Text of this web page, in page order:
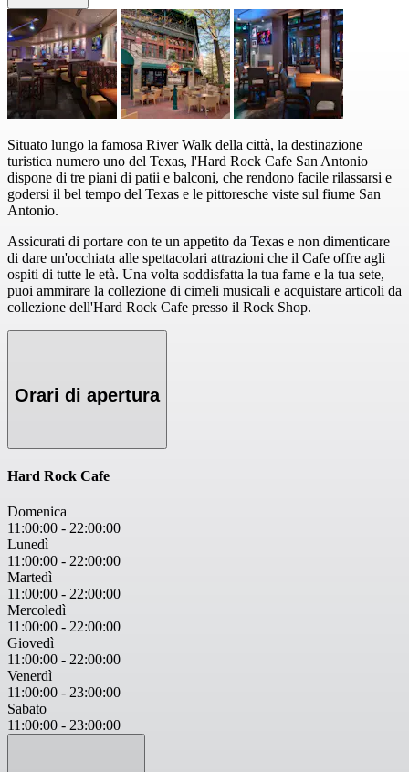
Situato lungo la famosa River Walk della città, la destinazione
turistica numero uno del Texas, l'Hard Rock Cafe San Antonio
dispone di tre piani di patii e balconi, che rendono facile rilassarsi e
godersi il bel tempo del Texas e le pittoresche viste sul fiume San
Antonio.
Assicurati di portare con te un appetito da Texas e non dimenticare
di dare un'occhiata alle spettacolari attrazioni che il Cafe offre agli
ospiti di tutte le età. Una volta soddisfatta la tua fame e la tua sete,
puoi ammirare la collezione di cimeli musicali e acquistare articoli da
collezione dell'Hard Rock Cafe presso il Rock Shop.
Orari di apertura
Hard Rock Cafe
Domenica
11:00:00 - 22:00:00
Lunedì
11:00:00 - 22:00:00
Martedì
11:00:00 - 22:00:00
Mercoledì
11:00:00 - 22:00:00
Giovedì
11:00:00 - 22:00:00
Venerdì
11:00:00 - 23:00:00
Sabato
11:00:00 - 23:00:00